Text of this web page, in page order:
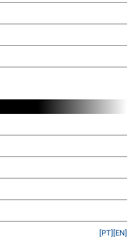
[EN]
[PT]